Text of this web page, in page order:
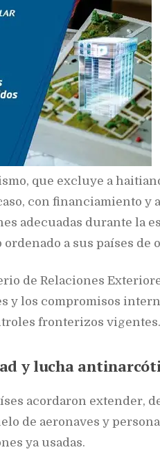
que excluye a
con financiamiento y
adecuadas durante la
a sus países de
de Relaciones
y los compromisos
fronterizos vigentes.
y lucha
acordaron extender,
de aeronaves y
ya usadas.